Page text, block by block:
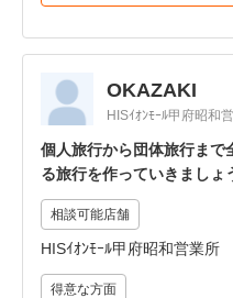
OKAZAKI
HISｲｵﾝﾓｰﾙ甲府昭和
個人旅行から団体旅行まで
る旅行を作っていきましょ
相談可能店舗
HISｲｵﾝﾓｰﾙ甲府昭和営業所
得意な方面